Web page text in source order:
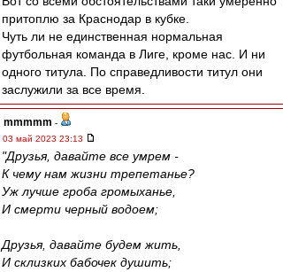
притоплю за Краснодар в кубке.
Чуть ли не единственная нормальная
футбольная команда в Лиге, кроме нас. И ни
одного титула. По справедливости титул они
заслужили за все время.
mmmmm -
03 май 2023 23:13
"Друзья, давайте все умрем -
К чему нам жизни трепетанье?
Уж лучше гроба громыханье,
И смерти черный водоем;
Друзья, давайте будем жить,
И склизких бабочек душить;